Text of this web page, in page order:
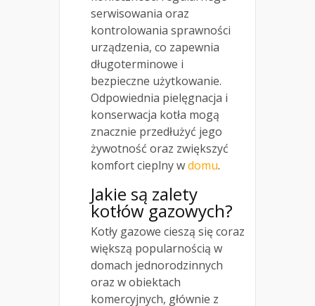
serwisowania oraz
kontrolowania sprawności
urządzenia, co zapewnia
długoterminowe i
bezpieczne użytkowanie.
Odpowiednia pielęgnacja i
konserwacja kotła mogą
znacznie przedłużyć jego
żywotność oraz zwiększyć
komfort cieplny wdomu.
Jakie są zalety
kotłów gazowych?
Kotły gazowe cieszą się coraz
większą popularnością w
domach jednorodzinnych
oraz w obiektach
komercyjnych, głównie z